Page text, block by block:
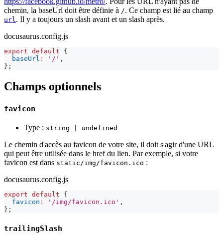
chemin, la baseUrl doit être définie à /. Ce champ est lié au champ
url . Il y a toujours un slash avant et un slash après.
docusaurus.config.js
export default
{
baseUrl : '/' ,
} ;
Champs optionnels
favicon
Type : string | undefined
Le chemin d'accès au favicon de votre site, il doit s'agir d'une URL
qui peut être utilisée dans le href du lien. Par exemple, si votre
favicon est dans static/img/favicon.ico :
docusaurus.config.js
export default
{
favicon : '/img/favicon.ico' ,
} ;
trailingSlash